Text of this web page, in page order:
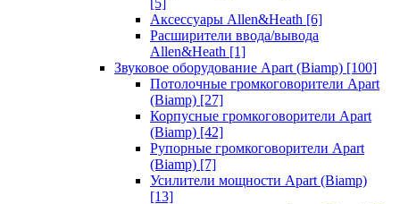
[5]
Аксессуары Allen&Heath [6]
Расширители ввода/вывода
Allen&Heath [1]
Звуковое оборудование Apart (Biamp) [100]
Потолочные громкоговорители Apart
(Biamp) [27]
Корпусные громкоговорители Apart
(Biamp) [42]
Рупорные громкоговорители Apart
(Biamp) [7]
Усилители мощности Apart (Biamp)
[13]